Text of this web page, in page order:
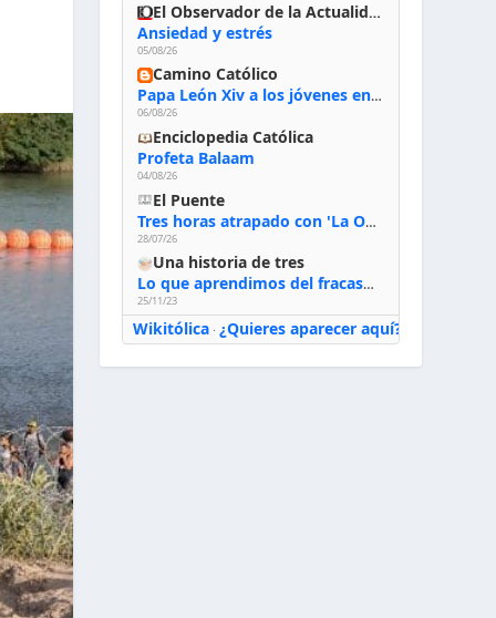
El Observador de la Actualidad
Ansiedad y estrés
05/08/26
Camino Católico
Papa León Xiv a los jóvenes en Asís, 6-8-2026: «De san Francisco aprendan la radicalidad evangélica: no los vuelve ciegos ni violentos, sino sensibles, atentos, siempre en el seguimiento de Jesús, humildes y acogiendo a todos»
06/08/26
Enciclopedia Católica
Profeta Balaam
04/08/26
El Puente
Tres horas atrapado con 'La Odisea' de Nolan
28/07/26
Una historia de tres
Lo que aprendimos del fracaso al emprender
25/11/23
Wikitólica· ¿Quieres aparecer aquí?